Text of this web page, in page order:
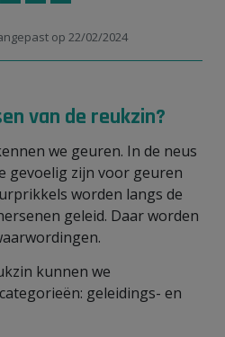
op 22/02/2024
van de reukzin?
we geuren. In de neus
gevoelig zijn voor geuren
worden langs de
geleid. Daar worden
kunnen we
geleidings- en